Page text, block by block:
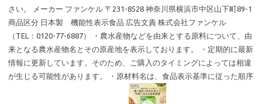
さい。 メーカー ファンケル 〒231-8528 神奈川県横浜市中区山下町89-1
商品区分 日本製 機能性表示食品 広告文責 株式会社ファンケル
（TEL：0120-77-6887） ・農水産物などを由来とする原料について、由
来となる農水産物名とその原産地を表示しております。 ・定期的に最新
情報に更新しています。そのため、ご購入のタイミングによっては相違
が生じる可能性があります。 ・原材料名は、食品表示基準に従った順序